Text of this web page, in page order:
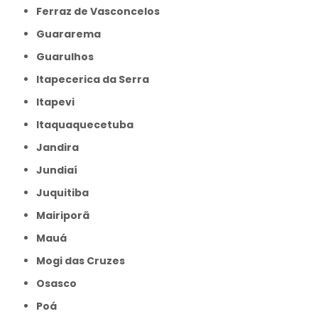
Ferraz de Vasconcelos
Guararema
Guarulhos
Itapecerica da Serra
Itapevi
Itaquaquecetuba
Jandira
Jundiaí
Juquitiba
Mairiporã
Mauá
Mogi das Cruzes
Osasco
Poá